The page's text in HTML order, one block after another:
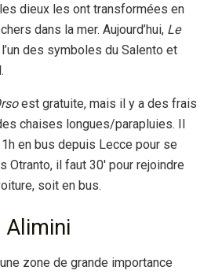
dieux les ont transformées en
dans la mer. Aujourd’hui, Le
des symboles du Salento et
est gratuite, mais il y a des frais
chaises longues/parapluies. Il
1h en bus depuis Lecce pour se
Otranto, il faut 30′ pour rejoindre
soit en bus.
Alimini
zone de grande importance